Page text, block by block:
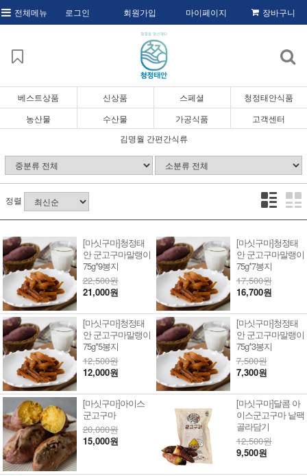
전체메뉴 로그인 회원가입 마이페이지 장바구니
베스트상품 신상품 스페셜
청정태안식품
농산물
수산물 가공식품
고객센터
김명월 간편간식류
정렬
[마싯구마]청정태
안 군고구마말랭이
75g*9봉지
22,500원
21,000원
[마싯구마]청정태
안 군고구마말랭이
75g*7봉지
17,500원
16,700원
[마싯구마]청정태
안 군고구마말랭이
75g*5봉지
12,500원
12,000원
[마싯구마]청정태
안 군고구마말랭이
75g*3봉지
7,500원
7,300원
[마싯구마]아이스
군고구마
20,000원
15,000원
[마싯구마]달콤 아
이스군고구마 낱팩
골라담기
12,500원
9,500원